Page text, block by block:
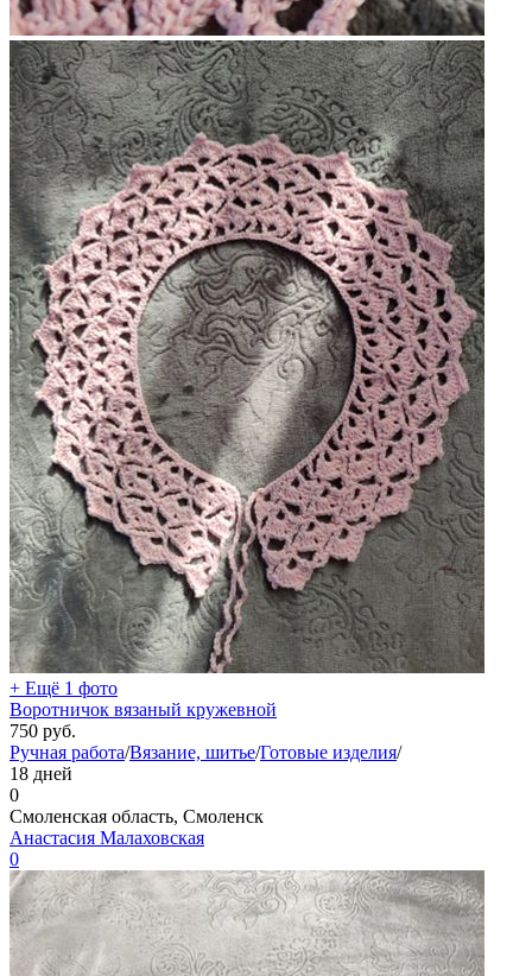
+ Ещё 1 фото
Воротничок вязаный кружевной
750 руб.
Ручная работа/Вязание, шитье/Готовые изделия/
18 дней
0
Смоленская область, Смоленск
Анастасия Малаховская
0